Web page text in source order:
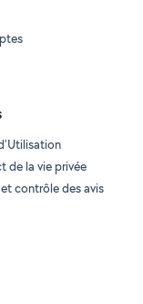
de la vie privée
contrôle des avis